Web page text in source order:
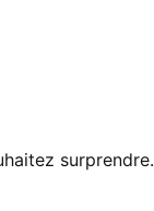
surprendre.